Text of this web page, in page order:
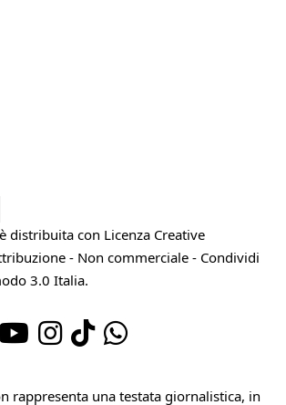
distribuita con Licenza Creative
- Non commerciale - Condividi
3.0 Italia.
rappresenta una testata giornalistica, in